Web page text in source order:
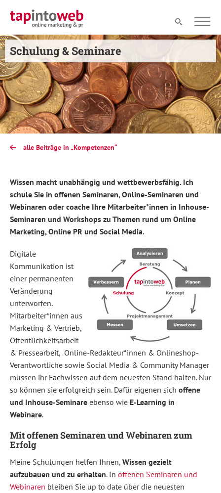
Schulung & Seminare
alle Beiträge in „Kompetenzen“
Wissen macht unabhängig und wettbewerbsfähig. Ich
schule Sie in offenen Seminaren, Online-Seminaren und
Webinaren oder coache Ihre Mitarbeiter*innen in Inhouse-
Seminaren und Workshops zu Themen rund um Online
Marketing, Online PR und Social Media.
Digitale
Kommunikation ist
einer permanenten
Veränderung
unterworfen.
Mitarbeiter*innen aus
Marketing & Vertrieb,
Öffentlichkeitsarbeit
& Pressearbeit, Online-Redakteur*innen & Onlineshop-
Verantwortliche sowie Social Media & Community Manager
müssen ihr Fachwissen auf dem neuesten Stand halten. Nur
so können sie erfolgreich sein. Dafür eigenen sich offene
und Inhouse-Seminare ebenso wie E-Learning in
Webinare.
Mit offenen Seminaren und Webinaren zum
Erfolg
Meine Schulungen helfen Ihnen, Wissen gezielt
aufzubauen und zu erhalten. In offenen Seminaren und
Webinaren bleiben Sie up to date über die neuesten